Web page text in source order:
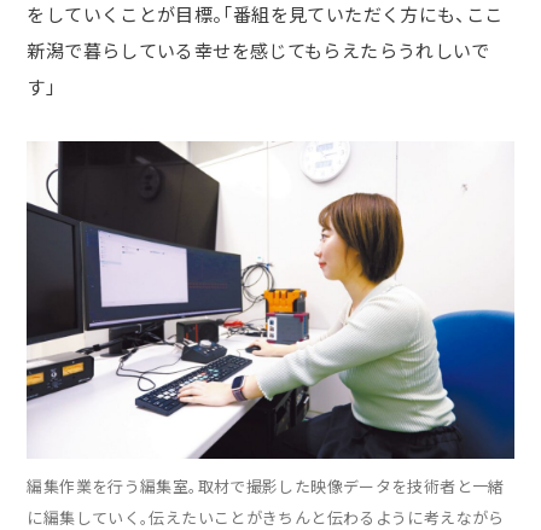
をしていくことが目標。「番組を見ていただく方にも、ここ
新潟で暮らしている幸せを感じてもらえたらうれしいで
す」
編集作業を行う編集室。取材で撮影した映像データを技術者と一緒
に編集していく。伝えたいことがきちんと伝わるように考えながら